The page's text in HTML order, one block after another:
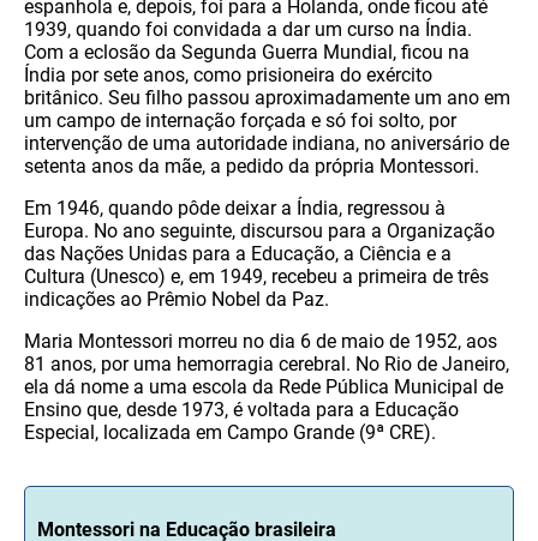
espanhola e, depois, foi para a Holanda, onde ficou até
1939, quando foi convidada a dar um curso na Índia.
Com a eclosão da Segunda Guerra Mundial, ficou na
Índia por sete anos, como prisioneira do exército
britânico. Seu filho passou aproximadamente um ano em
um campo de internação forçada e só foi solto, por
intervenção de uma autoridade indiana, no aniversário de
setenta anos da mãe, a pedido da própria Montessori.
Em 1946, quando pôde deixar a Índia, regressou à
Europa. No ano seguinte, discursou para a Organização
das Nações Unidas para a Educação, a Ciência e a
Cultura (Unesco) e, em 1949, recebeu a primeira de três
indicações ao Prêmio Nobel da Paz.
Maria Montessori morreu no dia 6 de maio de 1952, aos
81 anos, por uma hemorragia cerebral. No Rio de Janeiro,
ela dá nome a uma escola da Rede Pública Municipal de
Ensino que, desde 1973, é voltada para a Educação
Especial, localizada em Campo Grande (9ª CRE).
Montessori na Educação brasileira